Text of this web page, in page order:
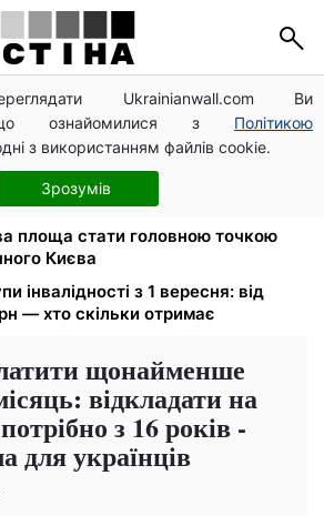
Ukrainianwall.com Ви
що ознайомилися з Політикою
з використанням файлів cookie.
Зрозумів
МВС приїде у громаду: обмін
авто та міжнародне посвідчення
та апарати для реанімації:
передав вантаж на
напрямки
площа стати головною точкою
Києва
інвалідності з 1 вересня: від
— хто скільки отримає
щонайменше
відкладати на
з 16 років -
для українців